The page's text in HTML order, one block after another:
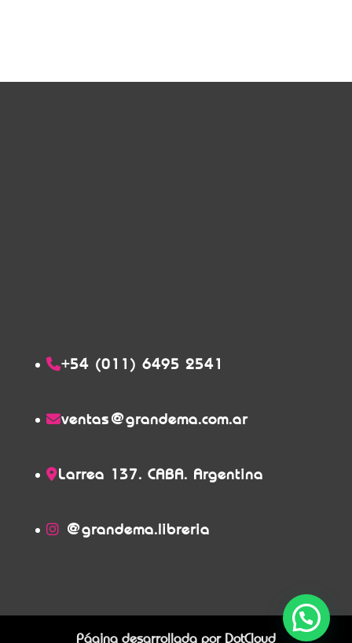
+54 (011) 6495 2541
ventas@grandema.com.ar
Larrea 137. CABA. Argentina
@grandema.libreria
Página desarrollada por DotCloud